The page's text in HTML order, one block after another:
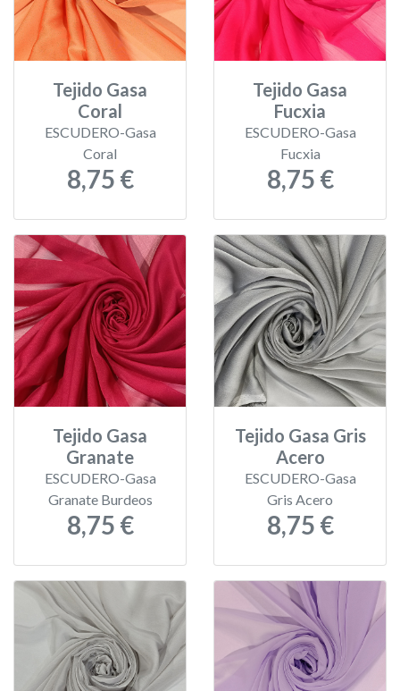
Tejido Gasa
Coral
ESCUDERO-Gasa
Coral
8,75 €
Tejido Gasa
Fucxia
ESCUDERO-Gasa
Fucxia
8,75 €
Tejido Gasa
Granate
ESCUDERO-Gasa
Granate Burdeos
8,75 €
Tejido Gasa Gris
Acero
ESCUDERO-Gasa
Gris Acero
8,75 €